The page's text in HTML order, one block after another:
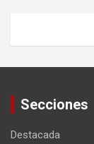
Secciones
Destacada